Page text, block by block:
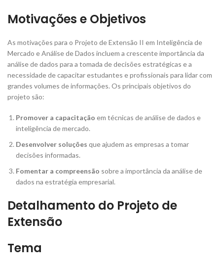
Motivações e Objetivos
As motivações para o Projeto de Extensão II em Inteligência de
Mercado e Análise de Dados incluem a crescente importância da
análise de dados para a tomada de decisões estratégicas e a
necessidade de capacitar estudantes e profissionais para lidar com
grandes volumes de informações. Os principais objetivos do
projeto são:
Promover a capacitação em técnicas de análise de dados e
inteligência de mercado.
Desenvolver soluções que ajudem as empresas a tomar
decisões informadas.
Fomentar a compreensão sobre a importância da análise de
dados na estratégia empresarial.
Detalhamento do Projeto de
Extensão
Tema